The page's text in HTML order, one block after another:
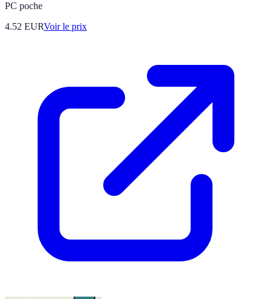
PC poche
4.52 EURVoir le prix